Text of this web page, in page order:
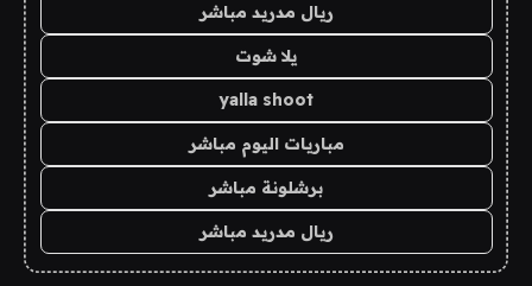
ريال مدريد مباشر
يلا شوت
yalla shoot
مباريات اليوم مباشر
برشلونة مباشر
ريال مدريد مباشر